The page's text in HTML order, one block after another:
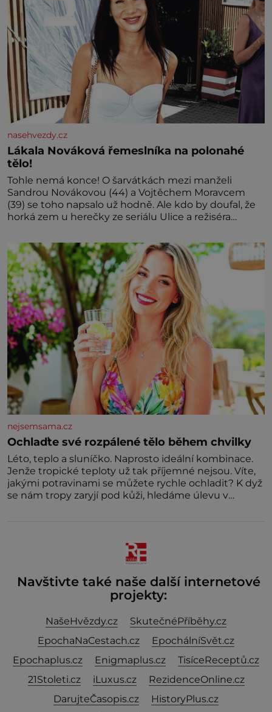
nasehvezdy.cz
Lákala Nováková řemeslníka na polonahé
tělo!
Tohle nemá konce! O šarvátkách mezi manželi
Sandrou Novákovou (44) a Vojtěchem Moravcem
(39) se toho napsalo už hodně. Ale kdo by doufal, že
horká zem u herečky ze seriálu Ulice a režiséra
nejsemsama.cz
Ochlaďte své rozpálené tělo během chvilky
Léto, teplo a sluníčko. Naprosto ideální kombinace.
Jenže tropické teploty už tak příjemné nejsou. Víte,
jakými potravinami se můžete rychle ochladit? K dyž
se nám tropy zaryjí pod kůži, hledáme úlevu v
Navštivte také naše další internetové
projekty:
NašeHvězdy.cz
SkutečnéPříběhy.cz
EpochaNaCestach.cz
EpochálníSvět.cz
Epochaplus.cz
Enigmaplus.cz
TisíceReceptů.cz
21Stoleti.cz
iLuxus.cz
RezidenceOnline.cz
DarujteČasopis.cz
HistoryPlus.cz